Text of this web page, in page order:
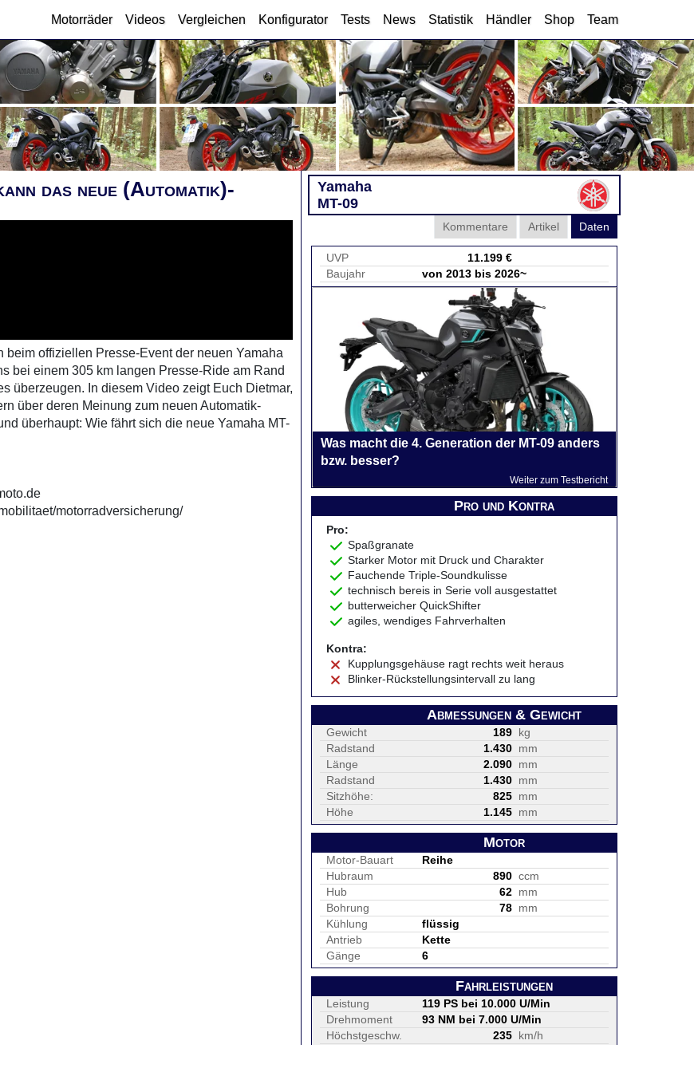
Motorräder Videos Vergleichen Konfigurator Tests News Statistik Händler Shop Team
das neue (Automatik)-
beim offiziellen Presse-Event der neuen Yamaha
bei einem 305 km langen Presse-Ride am Rand
überzeugen. In diesem Video zeigt Euch Dietmar,
über deren Meinung zum neuen Automatik-
überhaupt: Wie fährt sich die neue Yamaha MT-
motorradversicherung/
Yamaha
MT-09
Daten
Artikel
Kommentare
UVP
11.199 €
Baujahr
von 2013 bis 2026~
Was macht die 4. Generation der MT-09 anders
bzw. besser?
Weiter zum Testbericht
Pro und Kontra
Pro:
Spaßgranate
Starker Motor mit Druck und Charakter
Fauchende Triple-Soundkulisse
technisch bereis in Serie voll ausgestattet
butterweicher QuickShifter
agiles, wendiges Fahrverhalten
Kontra:
Kupplungsgehäuse ragt rechts weit heraus
Blinker-Rückstellungsintervall zu lang
Abmessungen & Gewicht
Gewicht 189 kg
Radstand
1.430 mm
Länge
2.090 mm
Radstand
1.430 mm
Sitzhöhe:
825 mm
Höhe
1.145 mm
Motor
Motor-Bauart
Reihe
Hubraum
890 ccm
Hub
62 mm
Bohrung
78 mm
Kühlung
flüssig
Antrieb
Kette
Gänge
6
Fahrleistungen
Leistung
119 PS bei 10.000 U/Min
Drehmoment
93 NM bei 7.000 U/Min
Höchstgeschw.
235 km/h